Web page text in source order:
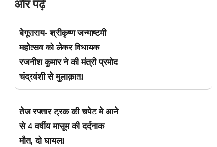
और पढ़ें
बेगूसराय- श्रीकृष्ण जन्माष्टमी
महोत्सव को लेकर विधायक
रजनीश कुमार ने की मंत्री प्रमोद
चंद्रवंशी से मुलाक़ात!
तेज रफ्तार ट्रक की चपेट मे आने
से 4 वर्षीय मासूम की दर्दनाक
मौत, दो घायल!